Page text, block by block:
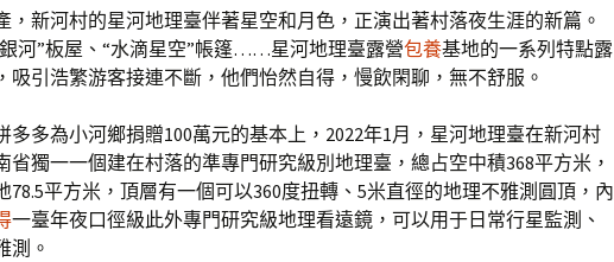
，新河村的星河地理臺伴著星空和月色，正演出著村落夜生涯的新篇。
河”板屋、“水滴星空”帳篷……星河地理臺露營包養基地的一系列特點露
吸引浩繁游客接連不斷，他們怡然自得，慢飲閑聊，無不舒服。
多多為小河鄉捐贈100萬元的基本上，2022年1月，星河地理臺在新河村
省獨一一個建在村落的準專門研究級別地理臺，總占空中積368平方米，
78.5平方米，頂層有一個可以360度扭轉、5米直徑的地理不雅測圓頂，內
一臺年夜口徑級此外專門研究級地理看遠鏡，可以用于日常行星監測、
測。